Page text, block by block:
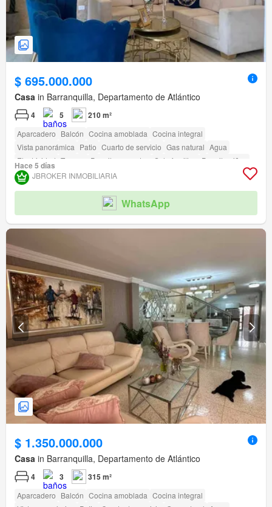
$ 695.000.000
Casa in Barranquilla, Departamento de Atlántico
4 5 210 m²
Aparcadero Balcón Cocina amoblada Cocina integral
Vista panorámica Patio Cuarto de servicio Gas natural Agua
Electricidad Terraza Permite mascotas Solo familias
Permite niños
Jardín
Hace 5 días
JBROKER INMOBILIARIA
WhatsApp
$ 1.350.000.000
Casa in Barranquilla, Departamento de Atlántico
4 3 315 m²
Aparcadero Balcón Cocina amoblada Cocina integral